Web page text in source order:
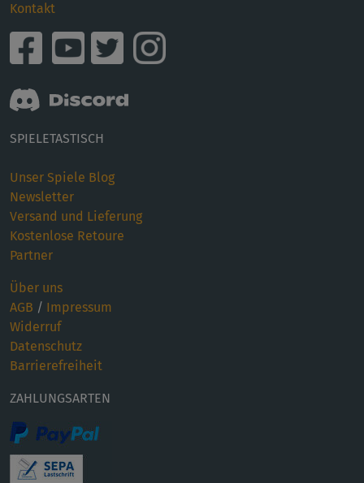
Kontakt
SPIELETASTISCH
Unser Spiele Blog
Newsletter
Versand und Lieferung
Kostenlose Retoure
Partner
Über uns
AGB / Impressum
Widerruf
Datenschutz
Barrierefreiheit
ZAHLUNGSARTEN